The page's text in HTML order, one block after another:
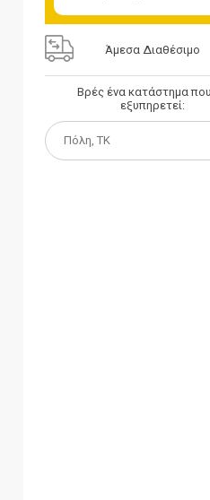
Άμεσα Διαθέσιμο
Βρές ένα κατάστημα
εξυπηρετεί: